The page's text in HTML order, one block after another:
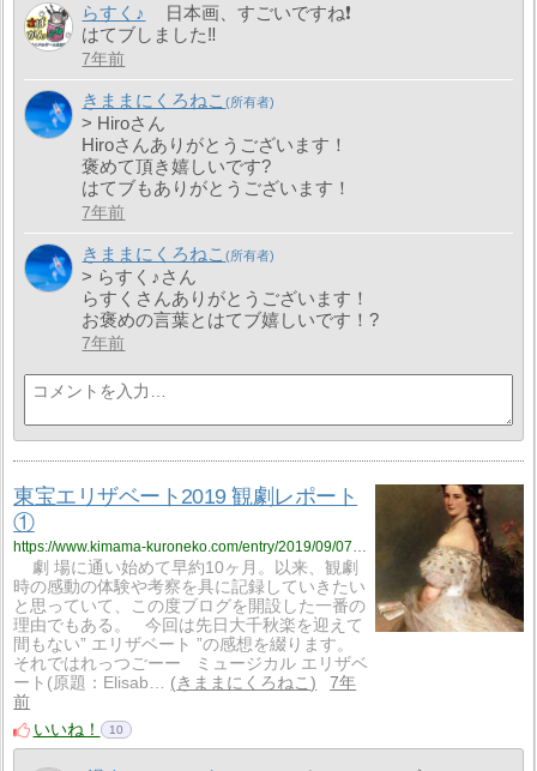
らすく♪
日本画、すごいですね❗
はてブしました‼
7年前
きままにくろねこ
> Hiroさん
Hiroさんありがとうございます！
褒めて頂き嬉しいです?
はてブもありがとうございます！
7年前
きままにくろねこ
> らすく♪さん
らすくさんありがとうございます！
お褒めの言葉とはてブ嬉しいです！?
7年前
東宝エリザベート2019 観劇レポート
①
劇 場に通い始めて早約10ヶ月。以来、観劇
時の感動の体験や考察を具に記録していきたい
と思っていて、この度ブログを開設した一番の
理由でもある。 今回は先日大千秋楽を迎えて
間もない” エリザベート ”の感想を綴ります。
それではれっつごーー ミュージカル エリザベ
ート(原題：Elisab…
きままにくろねこ
7年
前
いいね！
10